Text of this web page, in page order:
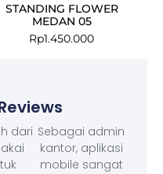
STANDING FLOWER
MEDAN 05
Rp1.450.000
dari Sebagai admin
kantor, aplikasi
mobile sangat